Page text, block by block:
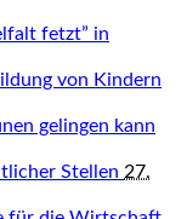
fetzt” in
von Kindern
gelingen kann
Stellen 27.